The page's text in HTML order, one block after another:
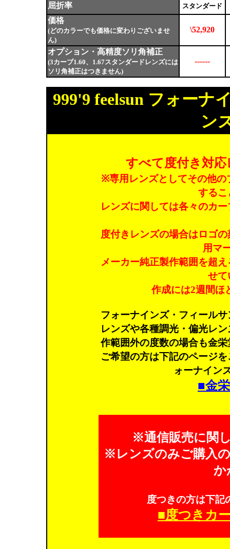
屈折率 スタンダード
価格
(どのカラーでも価格に変わりございませ
ん)
\52,920
オプション・高精度ソリ角補正
(3カーブ1.60、1.67スタンダードレンズには
ソリ角補正はつきません)
------
999'9 feelsun フォーナ
ン
すべて度付き対
※専用レンズとしてその他の
するこ
レンズに関しては各々のカ
度付きレンズの場合はロゴ
用マ
メーカー純正製作範囲を超
せて
作成には2週間ほ
フォーナインズ・フィール
レンズや各種調光・偏光レ
作範囲外の度数の場合も金
ご希望の方は下記のページ
ォーナイン
■金
※通信販売に関
※レンズのみご購入
か
度つきの方は下記
■度つきカ